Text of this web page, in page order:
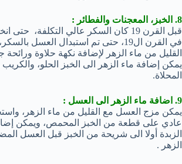
8. الخبز، المعجنات والفطائر :
قبل القرن 19 كان السكر عالي التكلفة،
في القرن ال19، حتى تم استبدال العسل
القليل من ماء الزهر لإضافة نكهة حلاوة ورائحة
يمكن إضافة ماء الزهر الى الخبز الحلو، والكريب
المحلاة.
9. اضافة ماء الزهر الى العسل :
يمكن مزج العسل مع القليل من ماء الزهر،
عادي على قطعة من الخبز المحمص، ويمكن
الزبدة أولا الى شريحة من الخبز قبل العسل
الزهر .